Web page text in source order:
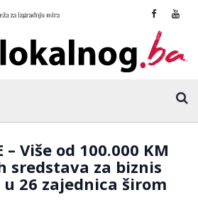
– Više od 100.000 KM
sredstava za biznis
26 zajednica širom